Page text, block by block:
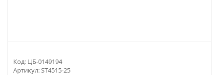
Код: ЦБ-0149194
Артикул:ST4515-25